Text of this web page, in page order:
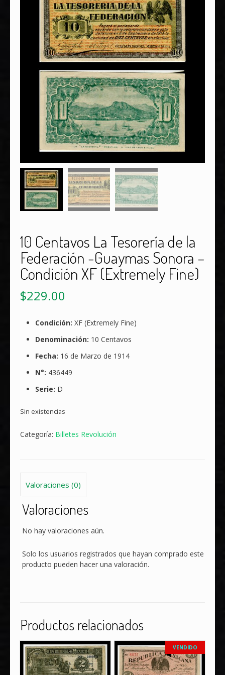
10 Centavos La Tesorería de la
Federación -Guaymas Sonora –
Condición XF (Extremely Fine)
$229.00
Condición: XF (Extremely Fine)
Denominación: 10 Centavos
Fecha: 16 de Marzo de 1914
N°: 436449
Serie: D
Sin existencias
Categoría: Billetes Revolución
Valoraciones (0)
Valoraciones
No hay valoraciones aún.
Solo los usuarios registrados que hayan comprado este
producto pueden hacer una valoración.
Productos relacionados
VENDIDO